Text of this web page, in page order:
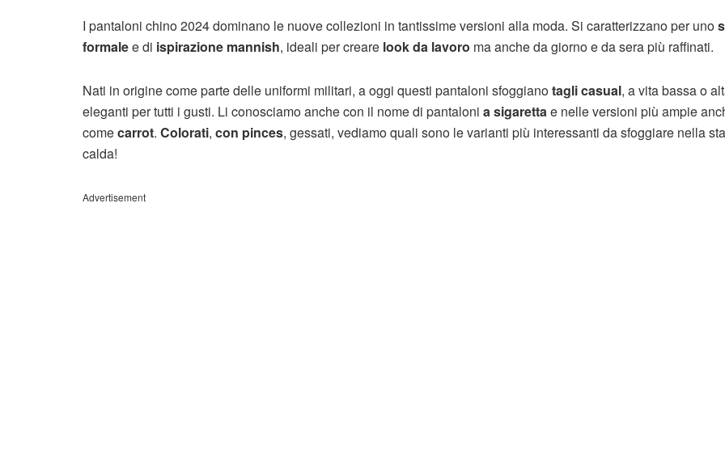
I pantaloni chino 2024 dominano le nuove collezioni in tantissime versioni alla moda. Si caratterizzano per uno
formalee di ispirazione mannish, ideali per creare look da lavoro ma anche da giorno e da sera più raffinati.
Nati in origine come parte delle uniformi militari, a oggi questi pantaloni sfoggianotagli casual, a vita bassa o
eleganti per tutti i gusti. Li conosciamo anche con il nome di pantaloni a sigarettae nelle versioni più ampie
comecarrot. Colorati, con pinces, gessati, vediamo quali sono le varianti più interessanti da sfoggiare nella
calda!
Advertisement